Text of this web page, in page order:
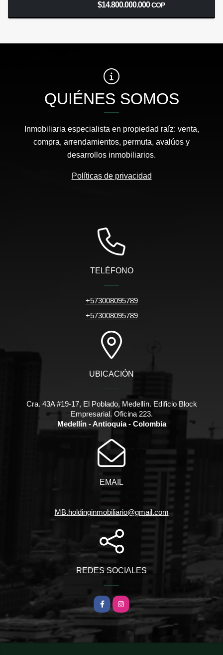
$14.800.000.000COP
QUIÉNES SOMOS
Inmobiliaria especialista en propiedad raíz: venta,
compra, arrendamientos, permuta, avalúos y
desarrollos inmobiliarios.
Políticas de privacidad
TELÉFONO
+573008095789
+573008095789
UBICACIÓN
Cra. 43A #19-17, El Poblado, Medellín. Edificio Block
Empresarial. Oficina 223.
Medellín - Antioquia - Colombia
EMAIL
MB.holdinginmobiliario@gmail.com
REDES SOCIALES
FacebookInstagram